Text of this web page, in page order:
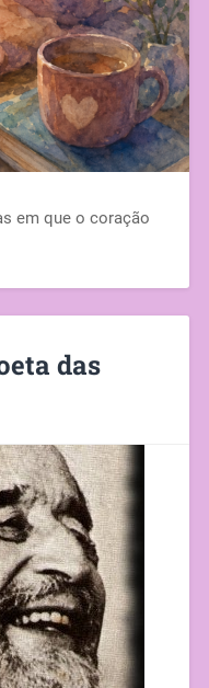
em que o coração
das